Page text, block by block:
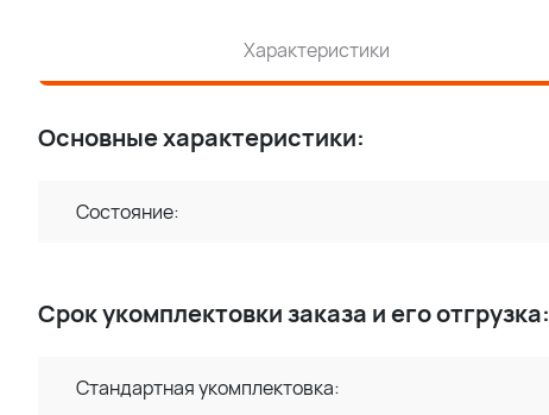
Характеристики
Основные характеристики:
Состояние:
Срок укомплектовки заказа и его отгрузка:
Стандартная укомплектовка: